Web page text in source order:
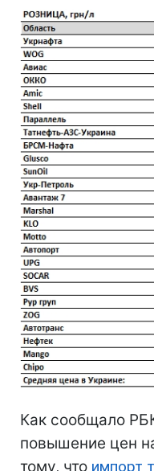
Как сообщало
повышение цен
тому, что импорт